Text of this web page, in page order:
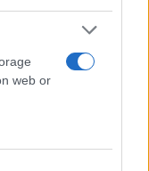
web or
να δικαιολογεί
και Καλόγρηας
Μαλένας :«τόσο
από